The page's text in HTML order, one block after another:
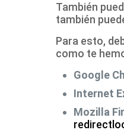
También
también
Para esto,
como te
Google
Internet
Mozilla